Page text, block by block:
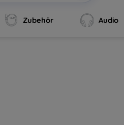
Zubehör Audio